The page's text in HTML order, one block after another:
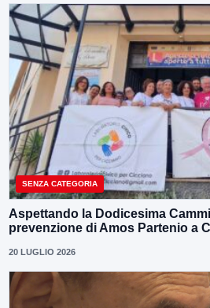
SENZA CATEGORIA
Aspettando la Dodicesima
prevenzione di Amos Partenio a
20 LUGLIO 2026